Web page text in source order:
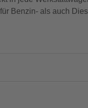
Benzin- als auch